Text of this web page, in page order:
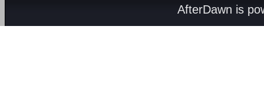
AfterDawn is